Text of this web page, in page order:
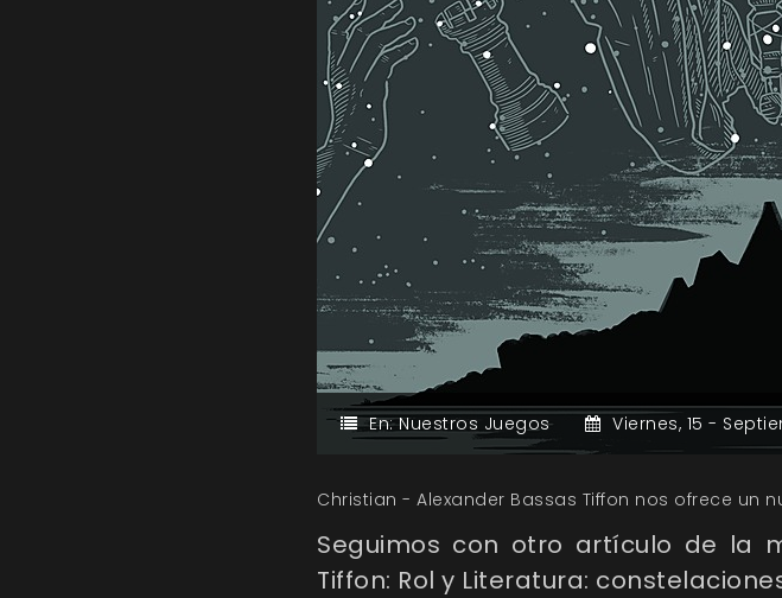
En:Nuestros Juegos Viernes, 15 -
Christian - Alexander Bassas Tiffon nos ofrece un
Seguimos con otro artículo de la
Tiffon: Rol y Literatura: